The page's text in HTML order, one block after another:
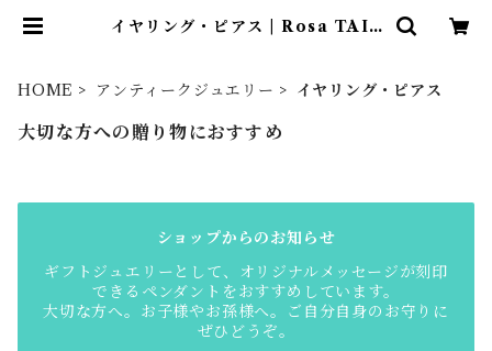
イヤリング・ピアス | Rosa TAIS
HOME アンティークジュエリー イヤリング・ピアス
大切な方への贈り物におすすめ
ショップからのお知らせ
ギフトジュエリーとして、オリジナルメッセージが刻印
できるペンダントをおすすめしています。
大切な方へ。お子様やお孫様へ。ご自分自身のお守りに
ぜひどうぞ。